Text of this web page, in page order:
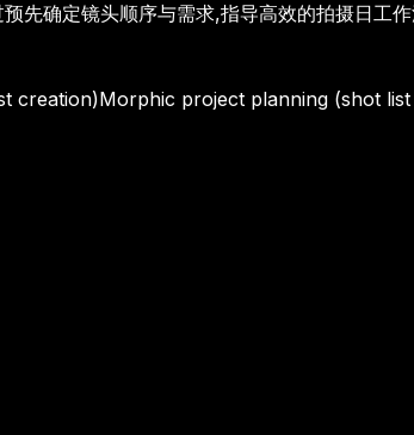
预先确定镜头顺序与需求,指导高效的拍摄日工
creation)Morphic project planning (shot